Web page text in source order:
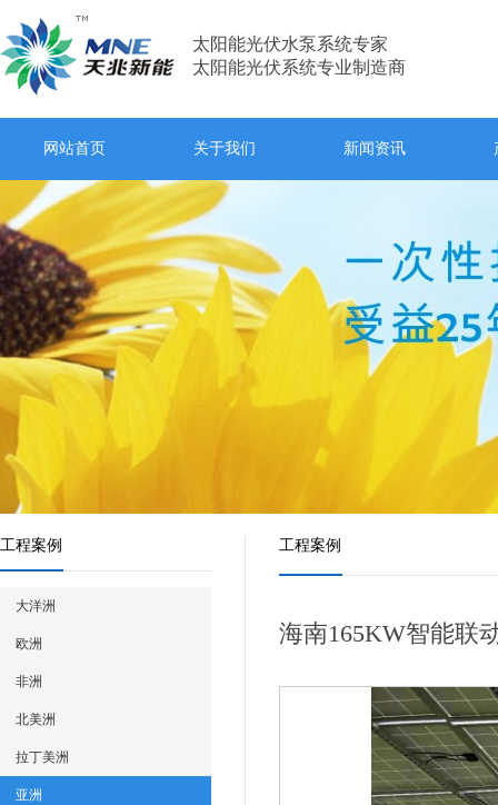
太阳能光伏水泵系统专家
太阳能光伏系统专业制造商
网站首页 关于我们 新闻资讯
工程案例
大洋洲
欧洲
非洲
北美洲
拉丁美洲
亚洲
工程案例
海南165KW智能联